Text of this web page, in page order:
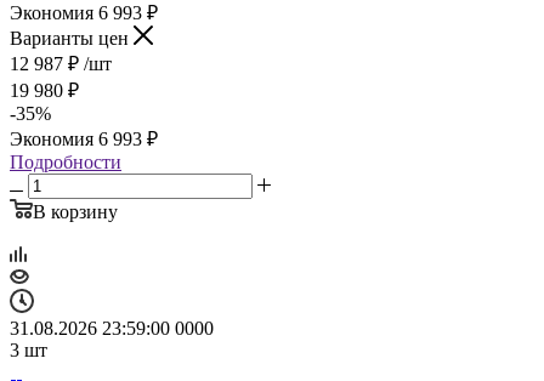
Экономия 6 993 ₽
Варианты цен
12 987 ₽ /шт
19 980 ₽
-35%
Экономия 6 993 ₽
Подробности
В корзину
31.08.2026 23:59:00 0000
3 шт